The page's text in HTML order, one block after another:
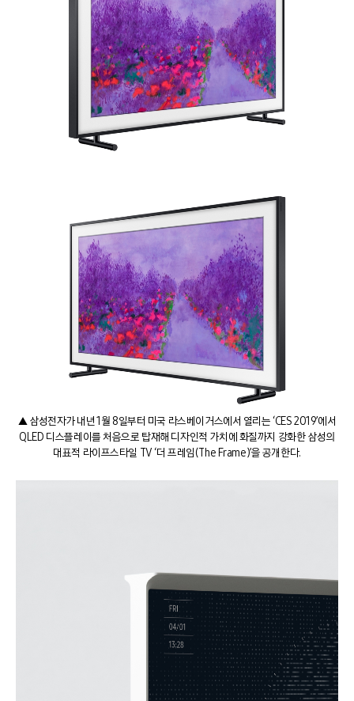
▲ 삼성전자가 내년 1월 8일부터 미국 라스베이거스에서 열리는 ‘CES 2019’에서
QLED 디스플레이를 처음으로 탑재해 디자인적 가치에 화질까지 강화한 삼성의
대표적 라이프스타일 TV ‘더 프레임(The Frame)’을 공개한다.